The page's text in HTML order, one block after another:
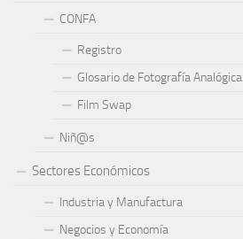
CONFA
Registro
Glosario de Fotografía Analógica
Film Swap
Niñ@s
Sectores Económicos
Industria y Manufactura
Negocios y Economía